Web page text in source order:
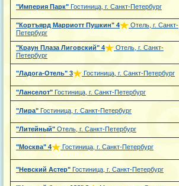
"Империя Парк" Гостиница, г. Санкт-Петербург
"Кортъярд Марриотт Пушкин" 4
Отель, г. Санкт-
Петербург
"Краун Плаза Лиговский" 4
Отель, г. Санкт-
Петербург
"Ладога-Отель" 3 Гостиница, г. Санкт-Петербург
"Ланселот" Гостиница, г. Санкт-Петербург
"Лира" Гостиница, г. Санкт-Петербург
"Литейный" Отель, г. Санкт-Петербург
"Москва" 4 Гостиница, г. Санкт-Петербург
"Невский Астер" Гостиница, г. Санкт-Петербург